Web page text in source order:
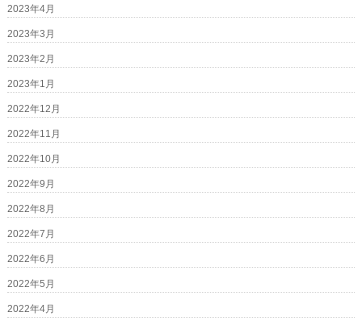
2023年4月
2023年3月
2023年2月
2023年1月
2022年12月
2022年11月
2022年10月
2022年9月
2022年8月
2022年7月
2022年6月
2022年5月
2022年4月